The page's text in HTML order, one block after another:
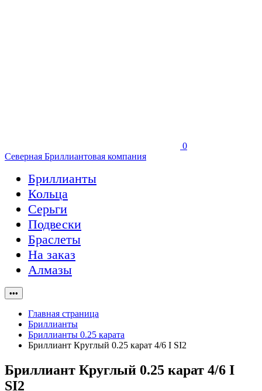
0
Северная Бриллиантовая компания
Бриллианты
Кольца
Серьги
Подвески
Браслеты
На заказ
Алмазы
•••
Главная страница
Бриллианты
Бриллианты 0.25 карата
Бриллиант Круглый 0.25 карат 4/6 I SI2
Бриллиант Круглый 0.25 карат 4/6 I
SI2